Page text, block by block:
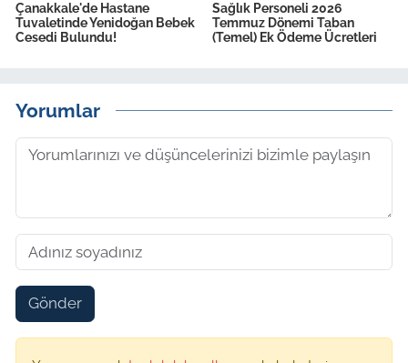
Çanakkale'de Hastane
Tuvaletinde Yenidoğan Bebek
Cesedi Bulundu!
Sağlık Personeli 2026
Temmuz Dönemi Taban
(Temel) Ek Ödeme Ücretleri
Yorumlar
Gönder